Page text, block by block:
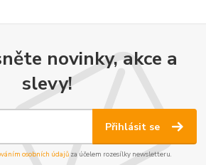
novinky, akce a
slevy!
Přihlásit se
osobních údajůza účelem rozesílky newsletteru.